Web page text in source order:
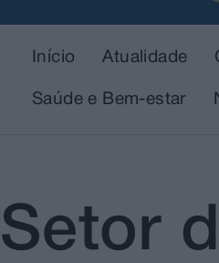
Início Atualidade
Saúde e Bem-estar
Setor